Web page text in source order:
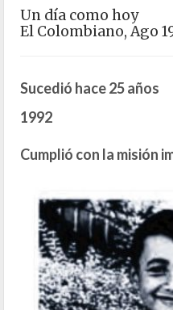
Un día como hoy
El Colombiano, Ago
Sucedió hace 25 años
1992
Cumplió con la misión